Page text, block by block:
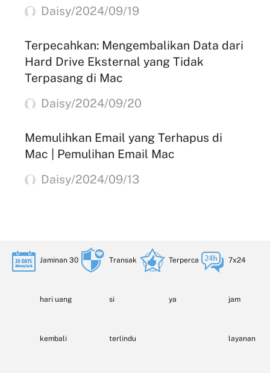
Daisy/2024/09/19
Terpecahkan: Mengembalikan Data dari
Hard Drive Eksternal yang Tidak
Terpasang di Mac
Daisy/2024/09/20
Memulihkan Email yang Terhapus di
Mac | Pemulihan Email Mac
Daisy/2024/09/13
Jaminan 30
hari uang
kembali
Transak
si
terlindu
Terperca
ya
7x24
jam
layanan